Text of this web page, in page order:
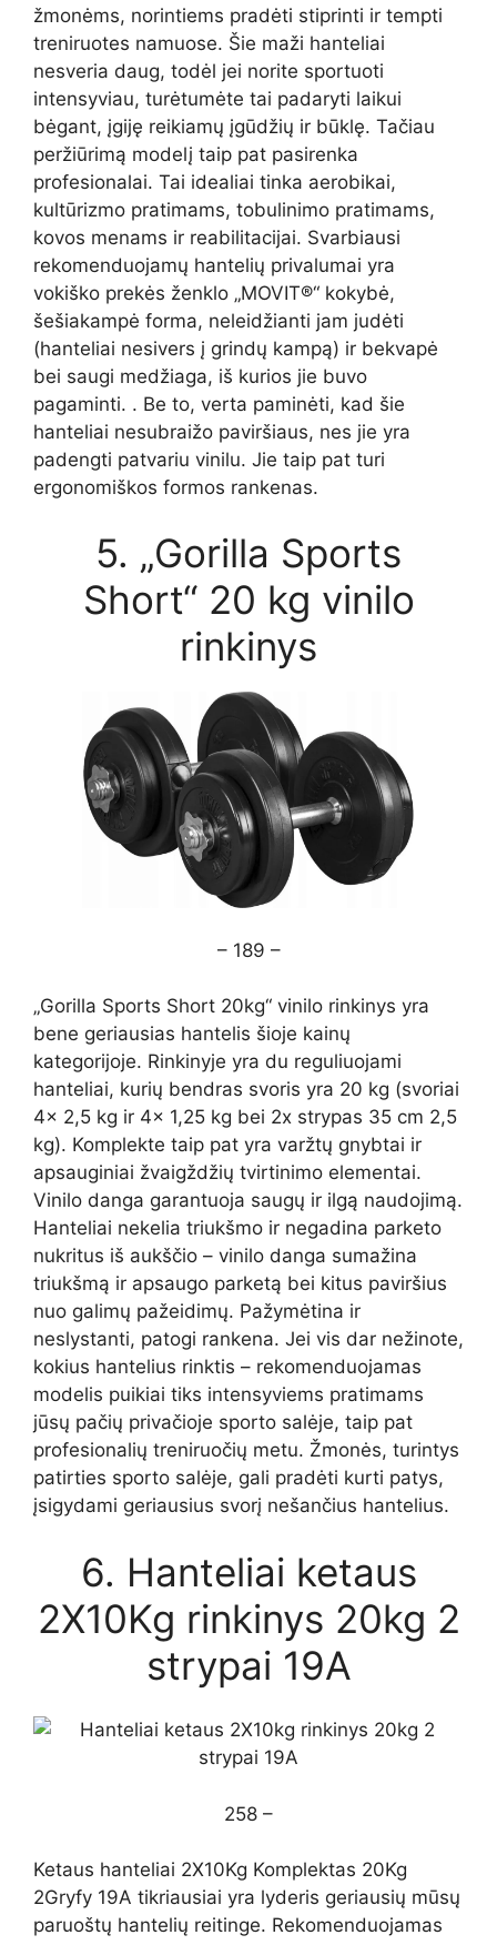
žmonėms, norintiems pradėti stiprinti ir tempti
treniruotes namuose. Šie maži hanteliai
nesveria daug, todėl jei norite sportuoti
intensyviau, turėtumėte tai padaryti laikui
bėgant, įgiję reikiamų įgūdžių ir būklę. Tačiau
peržiūrimą modelį taip pat pasirenka
profesionalai. Tai idealiai tinka aerobikai,
kultūrizmo pratimams, tobulinimo pratimams,
kovos menams ir reabilitacijai. Svarbiausi
rekomenduojamų hantelių privalumai yra
vokiško prekės ženklo „MOVIT®“ kokybė,
šešiakampė forma, neleidžianti jam judėti
(hanteliai nesivers į grindų kampą) ir bekvapė
bei saugi medžiaga, iš kurios jie buvo
pagaminti. . Be to, verta paminėti, kad šie
hanteliai nesubraižo paviršiaus, nes jie yra
padengti patvariu vinilu. Jie taip pat turi
ergonomiškos formos rankenas.
5. „Gorilla Sports
Short“ 20 kg vinilo
rinkinys
– 189 –
„Gorilla Sports Short 20kg“ vinilo rinkinys yra
bene geriausias hantelis šioje kainų
kategorijoje. Rinkinyje yra du reguliuojami
hanteliai, kurių bendras svoris yra 20 kg (svoriai
4x 2,5 kg ir 4x 1,25 kg bei 2x strypas 35 cm 2,5
kg). Komplekte taip pat yra varžtų gnybtai ir
apsauginiai žvaigždžių tvirtinimo elementai.
Vinilo danga garantuoja saugų ir ilgą naudojimą.
Hanteliai nekelia triukšmo ir negadina parketo
nukritus iš aukščio – vinilo danga sumažina
triukšmą ir apsaugo parketą bei kitus paviršius
nuo galimų pažeidimų. Pažymėtina ir
neslystanti, patogi rankena. Jei vis dar nežinote,
kokius hantelius rinktis – rekomenduojamas
modelis puikiai tiks intensyviems pratimams
jūsų pačių privačioje sporto salėje, taip pat
profesionalių treniruočių metu. Žmonės, turintys
patirties sporto salėje, gali pradėti kurti patys,
įsigydami geriausius svorį nešančius hantelius.
6. Hanteliai ketaus
2X10Kg rinkinys 20kg 2
strypai 19A
258 –
Ketaus hanteliai 2X10Kg Komplektas 20Kg
2Gryfy 19A tikriausiai yra lyderis geriausių mūsų
paruoštų hantelių reitinge. Rekomenduojamas